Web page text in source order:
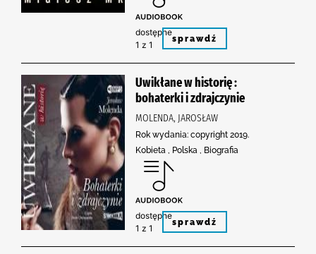
dostępne
1 z 1
sprawdź
Uwikłane w historię :
bohaterki i zdrajczynie
MOLENDA, JAROSŁAW
Rok wydania: copyright 2019.
Kobieta , Polska , Biografia
dostępne
1 z 1
sprawdź